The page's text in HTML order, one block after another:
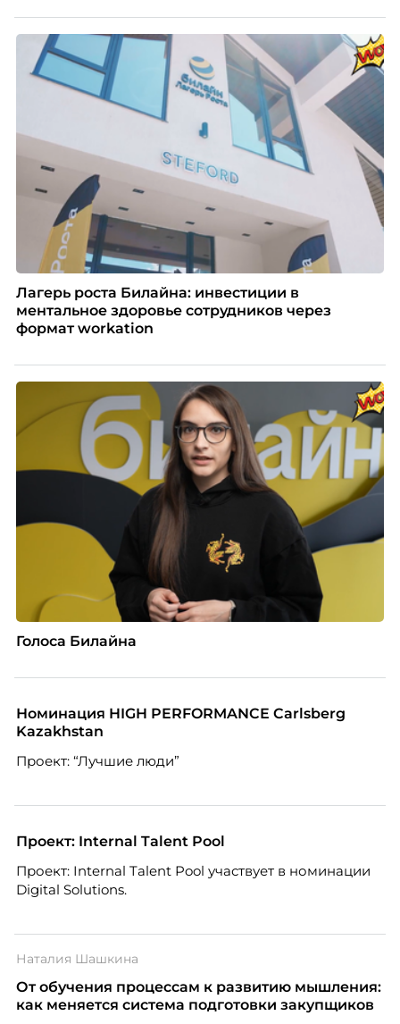
Лагерь роста Билайна: инвестиции в
ментальное здоровье сотрудников через
формат workation
Голоса Билайна
Номинация HIGH PERFORMANCE Carlsberg
Kazakhstan
Проект: “Лучшие люди”
Проект: Internal Talent Pool
Проект: Internal Talent Pool участвует в номинации
Digital Solutions.
Наталия Шашкина
От обучения процессам к развитию мышления:
как меняется система подготовки закупщиков